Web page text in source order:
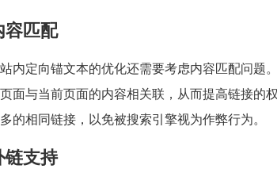
容匹配
站内定向锚文本的优化还需要考虑内容匹配问题
面与当前页面的内容相关联，从而提高链接的
的相同链接，以免被搜索引擎视为作弊行为。
链支持